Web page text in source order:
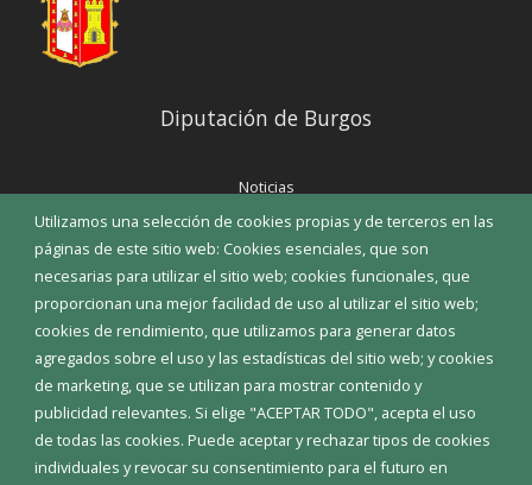
Utilizamos una selección de cookies propias y de terceros en las
páginas de este sitio web: Cookies esenciales, que son
necesarias para utilizar el sitio web; cookies funcionales, que
proporcionan una mejor facilidad de uso al utilizar el sitio web;
cookies de rendimiento, que utilizamos para generar datos
agregados sobre el uso y las estadísticas del sitio web; y cookies
de marketing, que se utilizan para mostrar contenido y
publicidad relevantes. Si elige "ACEPTAR TODO", acepta el uso
de todas las cookies. Puede aceptar y rechazar tipos de cookies
individuales y revocar su consentimiento para el futuro en
Diputación de Burgos
Noticias
Eventos
Corporación Municipal
Teléfonos de interés
INICIAR SESIÓN
MAPA WEB